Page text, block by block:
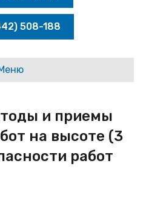
508-188
и приемы
на высоте (3
работ